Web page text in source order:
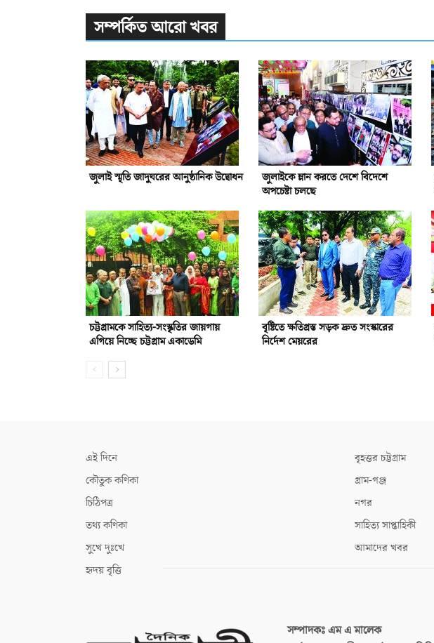
সম্পর্কিত আরো খবর
জুলাই স্মৃতি জাদুঘরের আনুষ্ঠানিক উদ্বোধন
জুলাইকে ম্লান করতে দেশে বিদেশে
অপচেষ্টা চলছে
চট্টগ্রামকে সাহিত্য-সংস্কৃতির জায়গায়
এগিয়ে নিচ্ছে চট্টগ্রাম একাডেমি
বৃষ্টিতে ক্ষতিগ্রস্ত সড়ক দ্রুত সংস্কারের
নির্দেশ মেয়রের
এই দিনে
কৌতুক কণিকা
চিঠিপত্র
তথ্য কণিকা
সুখে দুঃখে
হৃদয় বৃত্তি
বৃহত্তর চট্টগ্রাম
গ্রাম-গঞ্জ
নগর
সাহিত্য সাপ্তাহিকী
আমাদের খবর
সম্পাদকঃএম এ মালেক